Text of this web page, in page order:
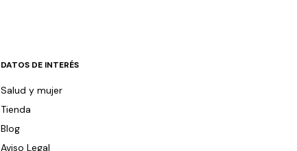
DATOS DE INTERÉS
Salud y mujer
Tienda
Blog
Aviso Legal